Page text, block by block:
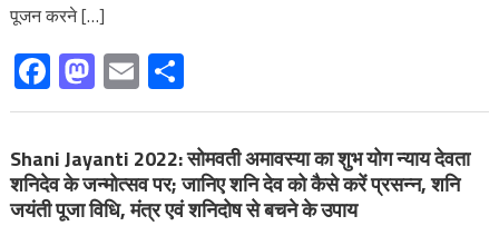
पूजन करने […]
Facebook
Mastodon
EmailShare
Shani Jayanti 2022: सोमवती अमावस्या का शुभ योग न्याय देवता
शनिदेव के जन्मोत्सव पर; जानिए शनि देव को कैसे करें प्रसन्न, शनि
जयंती पूजा विधि, मंत्र एवं शनिदोष से बचने के उपाय